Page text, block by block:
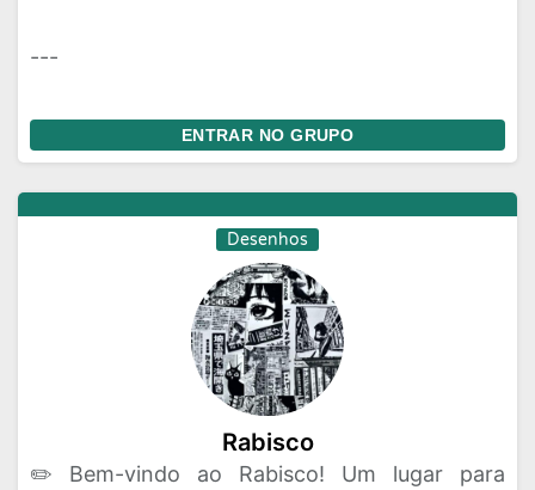
---
ENTRAR NO GRUPO
Desenhos
Rabisco
✏️ Bem-vindo ao Rabisco! Um lugar para